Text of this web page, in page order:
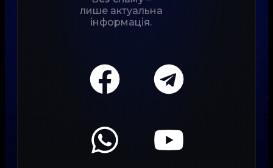
лише актуальна
інформація.